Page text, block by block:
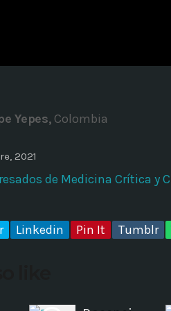
Time
Yepes, Colombia
2021
de Medicina Crítica y
Linkedin Pin It Tumblr